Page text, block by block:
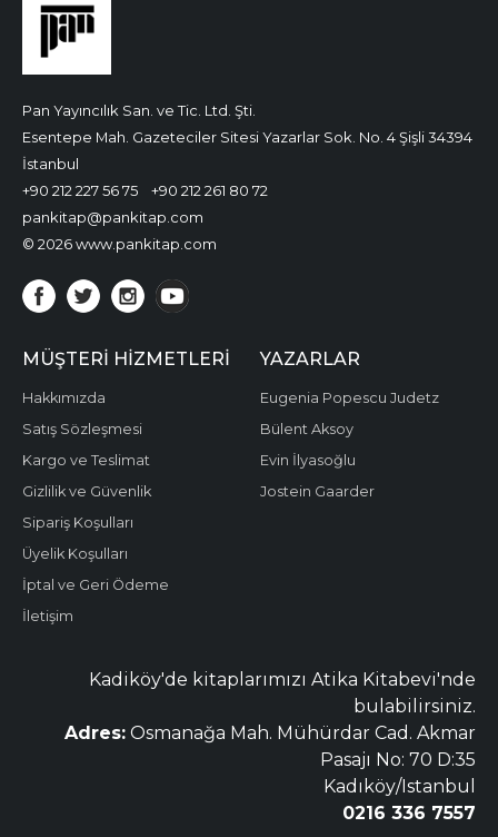
Pan Yayıncılık San. ve Tic. Ltd. Şti.
Esentepe Mah. Gazeteciler Sitesi Yazarlar Sok. No. 4 Şişli 34394
İstanbul
+90 212 227 56 75
+90 212 261 80 72
pankitap@pankitap.com
© 2026 www.pankitap.com
MÜŞTERI HIZMETLERI
Hakkımızda
Satış Sözleşmesi
Kargo ve Teslimat
Gizlilik ve Güvenlik
Sipariş Koşulları
Üyelik Koşulları
İptal ve Geri Ödeme
İletişim
YAZARLAR
Eugenia Popescu Judetz
Bülent Aksoy
Evin İlyasoğlu
Jostein Gaarder
Kadiköy'de kitaplarımızı Atika Kitabevi'nde
bulabilirsiniz.
Adres: Osmanağa Mah. Mühürdar Cad. Akmar
Pasajı No: 70 D:35
Kadıköy/Istanbul
0216 336 7557